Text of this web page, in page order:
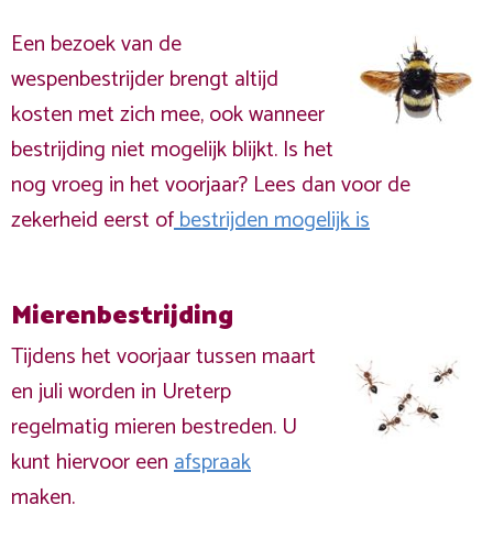
Een bezoek van de
wespenbestrijder brengt altijd
kosten met zich mee, ook wanneer
bestrijding niet mogelijk blijkt. Is het
nog vroeg in het voorjaar? Lees dan voor de
zekerheid eerst ofbestrijden mogelijk is
Mierenbestrijding
Tijdens het voorjaar tussen maart
en juli worden in Ureterp
regelmatig mieren bestreden. U
kunt hiervoor eenafspraak
maken.